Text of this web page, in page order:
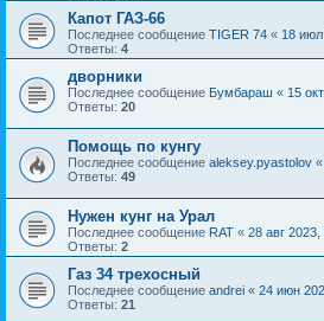
Капот ГАЗ-66
Последнее сообщение TIGER 74 « 18
Ответы: 4
дворники
Последнее сообщение Бумбараш « 15
Ответы: 20
Помощь по кунгу
Последнее сообщение aleksey.pyastolov «
Ответы: 49
Нужен кунг на Урал
Последнее сообщение RAT « 28 авг 2023,
Ответы: 2
Газ 34 трехосный
Последнее сообщение andrei « 24 июн
Ответы: 21